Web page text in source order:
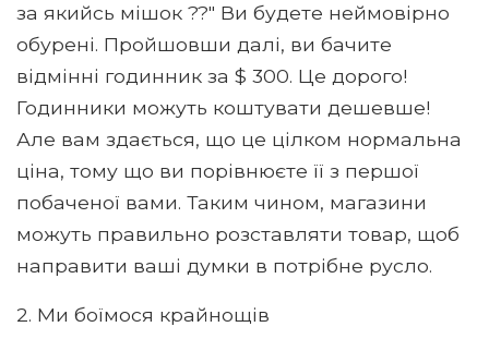
за якийсь мішок ??" Ви будете неймовірно
обурені. Пройшовши далі, ви бачите
відмінні годинник за $ 300. Це дорого!
Годинники можуть коштувати дешевше!
Але вам здається, що це цілком нормальна
ціна, тому що ви порівнюєте її з першої
побаченої вами. Таким чином, магазини
можуть правильно розставляти товар, щоб
направити ваші думки в потрібне русло.
2. Ми боїмося крайнощів